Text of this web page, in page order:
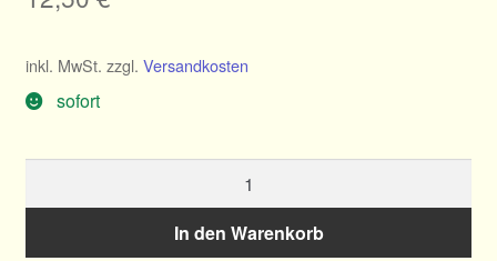
inkl. MwSt. zzgl. Versandkosten
sofort
Elisabeth
In den Warenkorb